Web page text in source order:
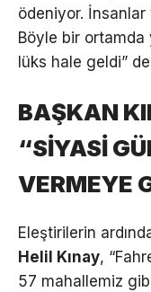
ödeniyor.
Böyle bir
lüks hale geldi”
BAŞKAN
“SİYASİ
VERMEYE
Eleştirilerin
Helil Kınay,
57 mahallemiz